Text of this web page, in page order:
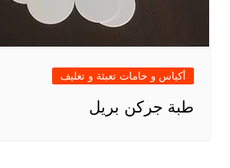
أكياس و خامات تعبئة و تغليف
طبة جركن بريل